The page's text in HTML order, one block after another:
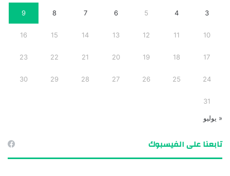
3
4
5
6
7
8
9
10
11
12
13
14
15
16
17
18
19
20
21
22
23
24
25
26
27
28
29
30
31
« يوليو
تابعنا على الفيسبوك